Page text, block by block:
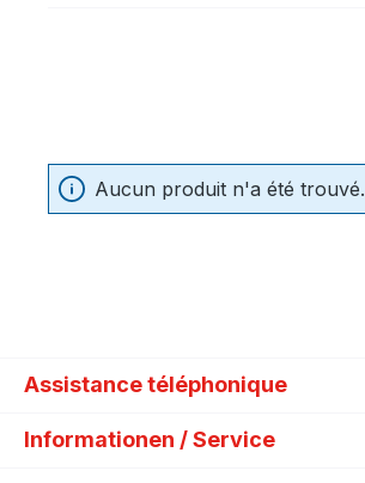
Aucun produit n'a été trouvé.
Assistance téléphonique
Informationen / Service